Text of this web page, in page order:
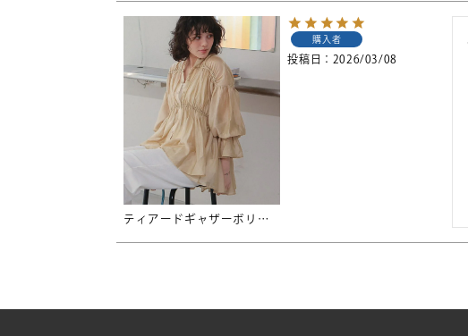
ティアードギャザーボリュームブラウス
購入者
投稿日 2026/03/08